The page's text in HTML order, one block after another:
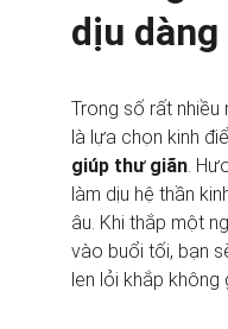
dịu
Trong số rất nhiều
là lựa chọn kinh
giúp thư giãn.
làm dịu hệ thần
âu. Khi thắp một
vào buổi tối, bạn
len lỏi khắp không